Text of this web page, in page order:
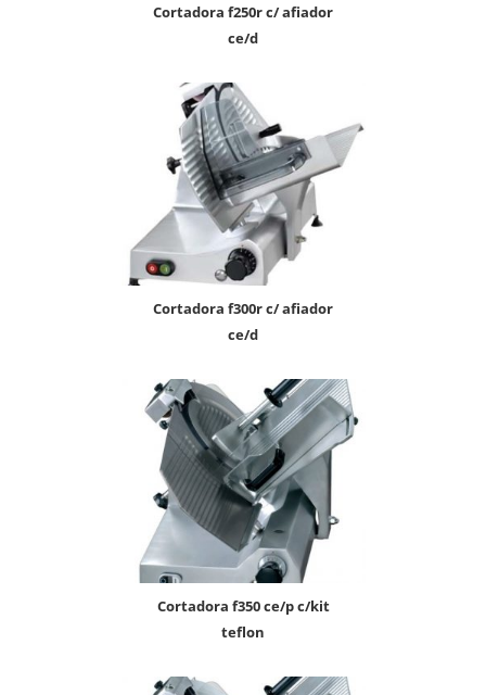
cortadora f250r c/ afiador
ce/d
cortadora f300r c/ afiador
ce/d
cortadora f350 ce/p c/kit
teflon